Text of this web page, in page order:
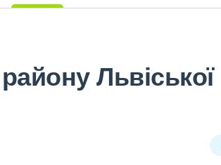
Львіської